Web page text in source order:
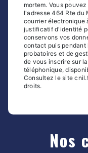
mortem. Vous
l'adresse 464 Rte du
courrier électronique
justificatif d'identité
conservons vos
contact puis pendant
probatoires et de
de vous inscrire sur
téléphonique,
Consultez le site
droits.
Nos